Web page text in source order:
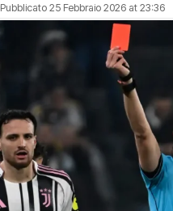
Pubblicato 25 Febbraio 2026 at 23:36